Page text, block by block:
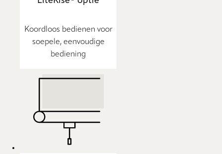
Koordloos bedienen voor
soepele, eenvoudige
bediening